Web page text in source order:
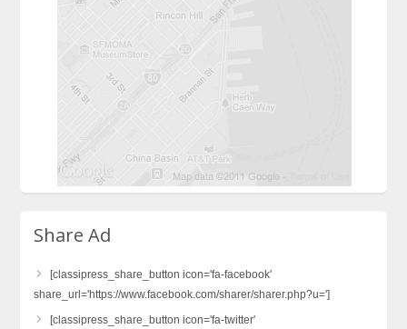
Share Ad
[classipress_share_button icon='fa-facebook'
share_url='https://www.facebook.com/sharer/sharer.php?u=']
[classipress_share_button icon='fa-twitter'